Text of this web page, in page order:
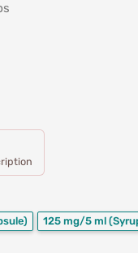
125 mg/5 ml